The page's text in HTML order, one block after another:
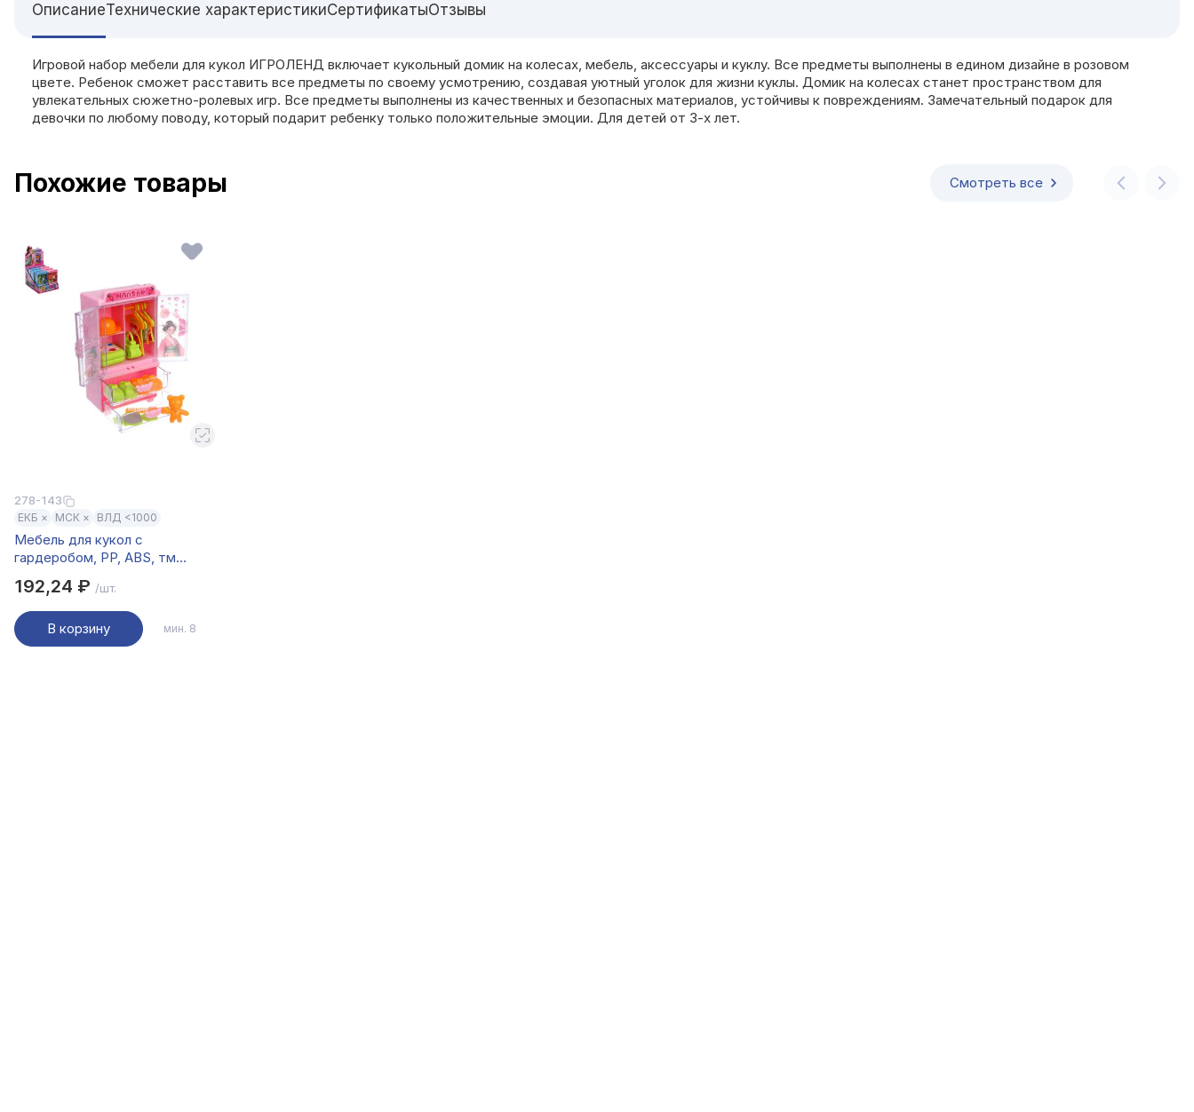
ОписаниеТехнические характеристикиСертификатыОтзывы
Игровой набор мебели для кукол ИГРОЛЕНД включает кукольный домик на колесах, мебель, аксессуары и куклу. Все предметы выполнены в едином дизайне в розовом
цвете. Ребенок сможет расставить все предметы по своему усмотрению, создавая уютный уголок для жизни куклы. Домик на колесах станет пространством для
увлекательных сюжетно-ролевых игр. Все предметы выполнены из качественных и безопасных материалов, устойчивы к повреждениям. Замечательный подарок для
девочки по любому поводу, который подарит ребенку только положительные эмоции. Для детей от 3-х лет.
Похожие товары Смотреть все
278-143
ЕКБ × МСК × ВЛД <1000
Мебель для кукол с
гардеробом, PP, ABS, тм
192,24 ₽ /шт.
В корзину мин. 8